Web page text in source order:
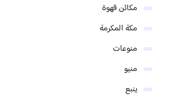
مكائن قهوة
مكة المكرمة
منوعات
منيو
ينبع